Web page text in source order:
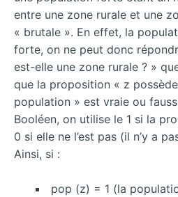
entre une zone rurale et une
« brutale ». En effet, la
forte, on ne peut donc
est-elle une zone rurale ? »
que la proposition « z
population » est vraie ou
Booléen, on utilise le 1 si la
0 si elle ne l’est pas (il n’y a
Ainsi, si :
pop (z) = 1 (la